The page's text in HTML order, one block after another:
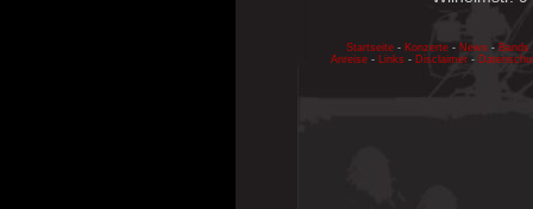
Startseite - Konzerte - News - Bands
Anreise - Links - Disclaimer -